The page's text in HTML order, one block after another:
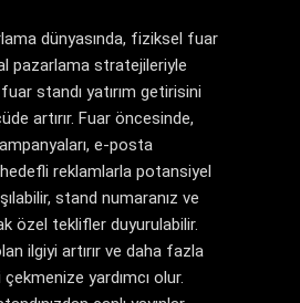
dünyasında, fiziksel fuar
pazarlama stratejileriyle
standı yatırım getirisini
artırır. Fuar öncesinde,
e-posta
reklamlarla potansiyel
stand numaranız ve
özel teklifler duyurulabilir.
ilgiyi artırır ve daha fazla
yardımcı olur.